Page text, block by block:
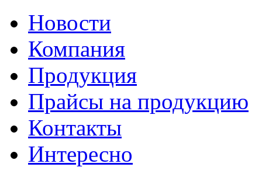
Новости
Компания
Продукция
Прайсы на продукцию
Контакты
Интересно